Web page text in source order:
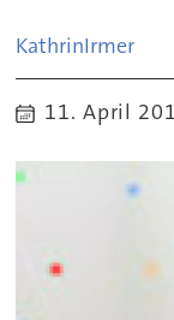
KathrinIrmer
11. April